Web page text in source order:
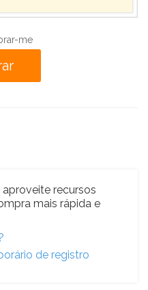
me
recursos
mais rápida e
de registro